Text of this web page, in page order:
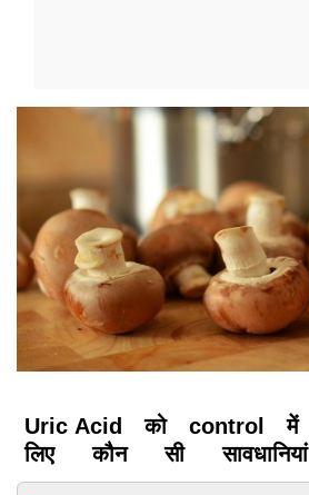
Uric Acid को control में
लिए
कौन सी सावधानियां